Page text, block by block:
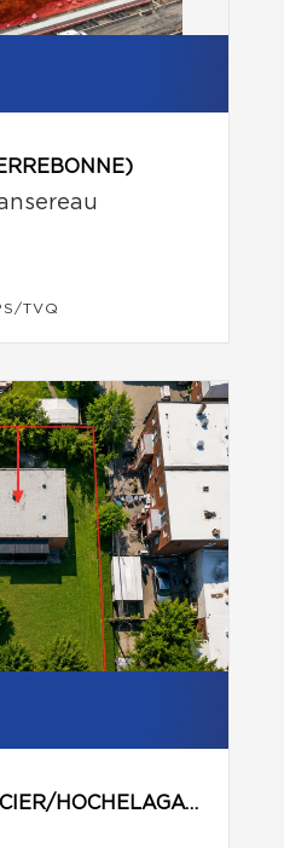
TVQ
MONTRÉAL (MERCIER/HOCHELAGA-MAISONNEUVE)